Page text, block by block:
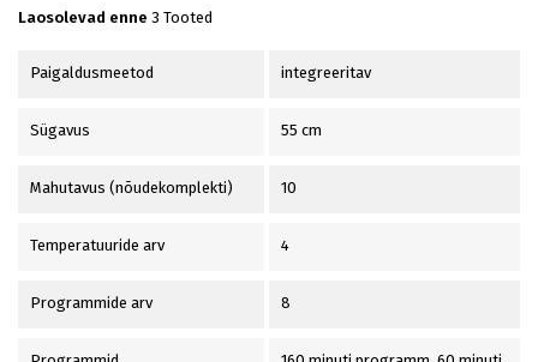
Laosolevad enne 3 Tooted
Paigaldusmeetod integreeritav
Sügavus 55 cm
Mahutavus (nõudekomplekti) 10
Temperatuuride arv 4
Programmide arv 8